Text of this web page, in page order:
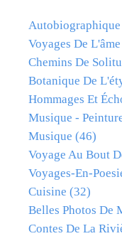
Autobiographique
Voyages De L'âme
Chemins De
Botanique De
Hommages Et
Musique -
Musique (46)
Voyage Au Bout
Voyages-En-
Cuisine (32)
Belles Photos De
Contes De La